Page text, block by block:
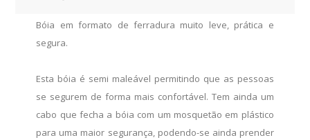
Bóia em formato de ferradura muito leve, prática e
segura.
Esta bóia é semi maleável permitindo que as pessoas
se segurem de forma mais confortável. Tem ainda um
cabo que fecha a bóia com um mosquetão em plástico
para uma maior segurança, podendo-se ainda prender